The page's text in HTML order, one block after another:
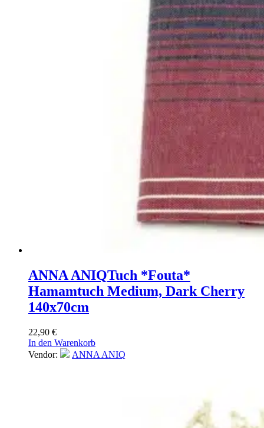
ANNA ANIQTuch *Fouta*
Hamamtuch Medium, Dark Cherry
140x70cm
22,90 €
In den Warenkorb
Vendor:
ANNA ANIQ